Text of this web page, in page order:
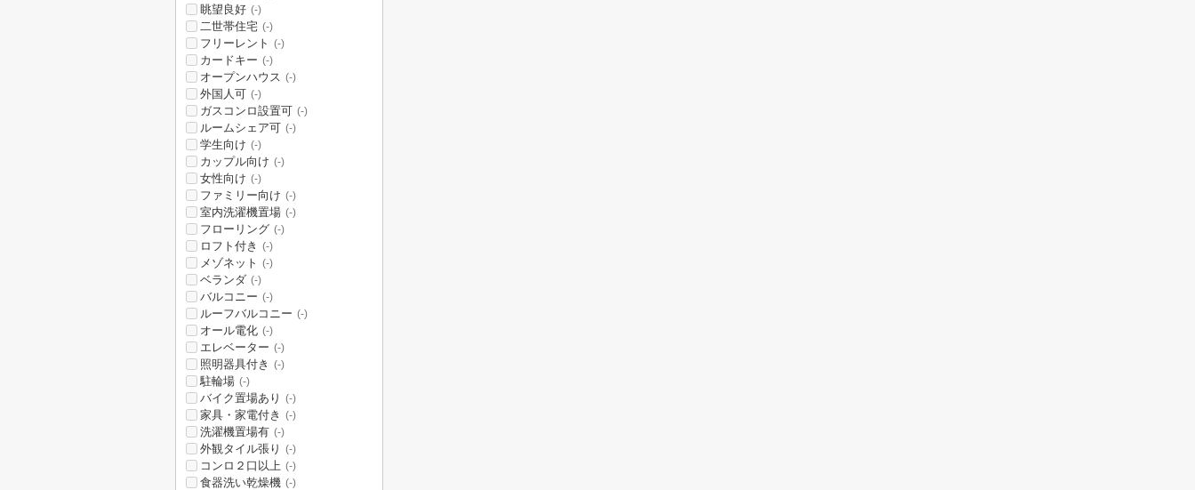
眺望良好 (-)
二世帯住宅 (-)
フリーレント (-)
カードキー (-)
オープンハウス (-)
外国人可 (-)
ガスコンロ設置可 (-)
ルームシェア可 (-)
学生向け (-)
カップル向け (-)
女性向け (-)
ファミリー向け (-)
室内洗濯機置場 (-)
フローリング (-)
ロフト付き (-)
メゾネット (-)
ベランダ (-)
バルコニー (-)
ルーフバルコニー (-)
オール電化 (-)
エレベーター (-)
照明器具付き (-)
駐輪場 (-)
バイク置場あり (-)
家具・家電付き (-)
洗濯機置場有 (-)
外観タイル張り (-)
コンロ２口以上 (-)
食器洗い乾燥機 (-)